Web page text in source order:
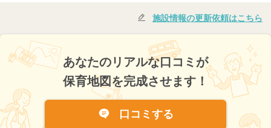
施設情報の更新依頼はこちら
あなたのリアルな口コミが
保育地図を完成させます！
口コミする